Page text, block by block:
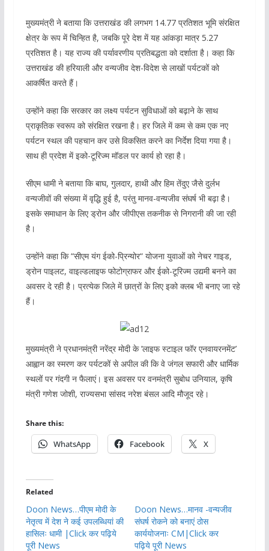
मुख्यमंत्री ने बताया कि उत्तराखंड की लगभग 14.77 प्रतिशत भूमि संरक्षित
क्षेत्र के रूप में चिन्हित है, जबकि पूरे देश में यह आंकड़ा मात्र 5.27
प्रतिशत है। यह राज्य की पर्यावरणीय प्रतिबद्धता को दर्शाता है। कहा कि
उत्तराखंड की हरियाली और वन्यजीव देश-विदेश से लाखों पर्यटकों को
आकर्षित करते हैं।
उन्होंने कहा कि सरकार का लक्ष्य पर्यटन सुविधाओं को बढ़ाने के साथ
प्राकृतिक स्वरूप को संरक्षित रखना है। हर जिले में कम से कम एक नए
पर्यटन स्थल की पहचान कर उसे विकसित करने का निर्देश दिया गया है।
साथ ही प्रदेश में इको-टूरिज्म मॉडल पर कार्य हो रहा है।
सीएम धामी ने बताया कि बाघ, गुलदार, हाथी और हिम तेंदुए जैसे दुर्लभ
वन्यजीवों की संख्या में वृद्धि हुई है, परंतु मानव-वन्यजीव संघर्ष भी बढ़ा है।
इसके समाधान के लिए ड्रोन और जीपीएस तकनीक से निगरानी की जा रही
है।
उन्होंने कहा कि “सीएम यंग ईको-प्रिन्योर“ योजना युवाओं को नेचर गाइड,
ड्रोन पाइलट, वाइल्डलाइफ फोटोग्राफर और ईको-टूरिज्म उद्यमी बनने का
अवसर दे रही है। प्रत्येक जिले में छात्रों के लिए इको क्लब भी बनाए जा रहे
हैं।
मुख्यमंत्री ने प्रधानमंत्री नरेंद्र मोदी के ’लाइफ स्टाइल फॉर एनवायरनमेंट’
आह्वान का स्मरण कर पर्यटकों से अपील की कि वे जंगल सफारी और धार्मिक
स्थलों पर गंदगी न फैलाएं। इस अवसर पर वनमंत्री सुबोध उनियाल, कृषि
मंत्री गणेश जोशी, राज्यसभा सांसद नरेश बंसल आदि मौजूद रहे।
Share this:
WhatsApp Facebook X
Related
Doon News…पीएम मोदी के
नेतृत्व में देश ने कई उपलब्धियां की
हासिलः धामी |Click कर पढ़िये
पूरी News
Doon News…मानव -वन्यजीव
संघर्ष रोकने को बनाएं ठोस
कार्ययोजनाः CM|Click कर
पढ़िये पूरी News